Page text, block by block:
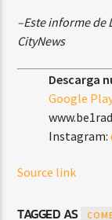
–Este informe de
CityNews
Descarga
Google
Instagram:
Source link
TAGGED AS